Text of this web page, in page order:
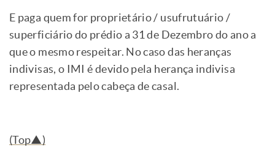
E paga quem for proprietário / usufrutuário /
superficiário do prédio a 31 de Dezembro do ano a
que o mesmo respeitar. No caso das heranças
indivisas, o IMI é devido pela herança indivisa
representada pelo cabeça de casal.
(Top▲)